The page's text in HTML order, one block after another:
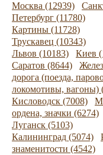
Москва (12939)
Петербург (11780)
Картины (11728)
Трускавец (10343)
Львов (10183)
Киев
Саратов (8644)
дорога (поезда,
локомотивы, вагоны)
Кисловодск (7008)
ордена, значки (6274)
Луганск (5103)
Калининград (5074)
знаменитости (4542)